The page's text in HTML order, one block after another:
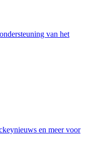
van het
en meer voor